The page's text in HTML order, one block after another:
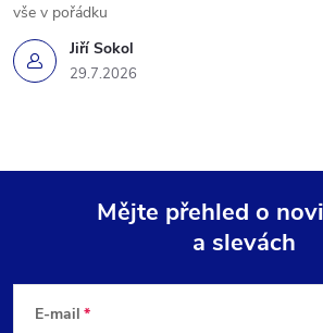
Jiří Sokol
29.7.2026
vše v pořádku
Mějte přehled o
a slevách
E-mail